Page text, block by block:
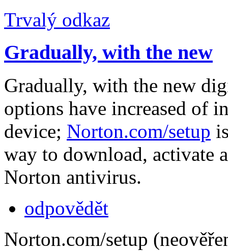
Trvalý odkaz
Gradually, with the new
Gradually, with the new
options have increased of
device; Norton.com/setup
way to download, activate
Norton antivirus.
odpovědět
Norton.com/setup